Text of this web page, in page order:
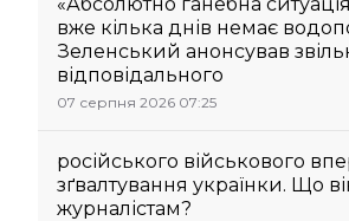
вже кілька днів немає
Зеленський анонсував
відповідального
07 серпня 2026 07:25
російського військового
зґвалтування українки. Що
журналістам?